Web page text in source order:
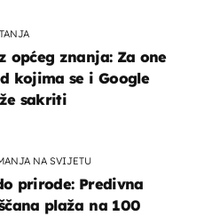
općeg znanja: Za one
kojima se i Google
sakriti
NA SVIJETU
prirode: Predivna
plaža na 100